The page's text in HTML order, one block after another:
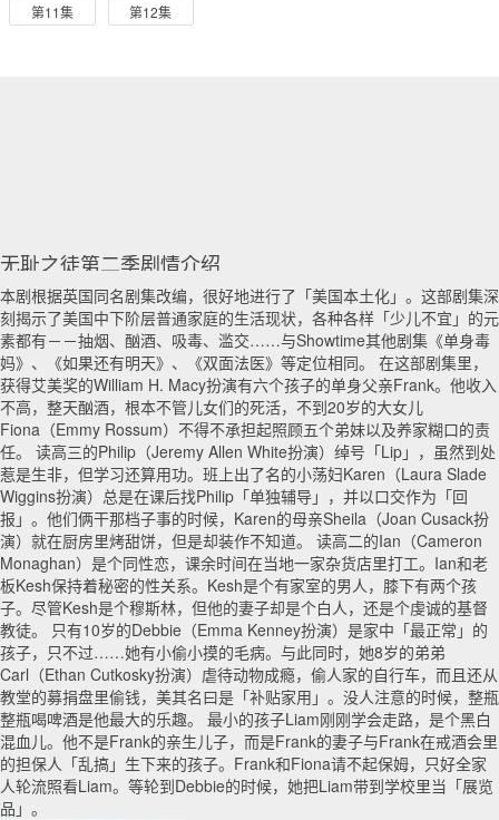
第11集 第12集
无耻之徒第二季剧情介绍
本剧根据英国同名剧集改编，很好地进行了「美国本土化」。这部剧集深
刻揭示了美国中下阶层普通家庭的生活现状，各种各样「少儿不宜」的元
素都有－－抽烟、酗酒、吸毒、滥交……与Showtime其他剧集《单身毒
妈》、《如果还有明天》、《双面法医》等定位相同。 在这部剧集里，
获得艾美奖的William H. Macy扮演有六个孩子的单身父亲Frank。他收入
不高，整天酗酒，根本不管儿女们的死活，不到20岁的大女儿
Fiona（Emmy Rossum）不得不承担起照顾五个弟妹以及养家糊口的责
任。 读高三的Philip（Jeremy Allen White扮演）绰号「Lip」，虽然到处
惹是生非，但学习还算用功。班上出了名的小荡妇Karen（Laura Slade
Wiggins扮演）总是在课后找Philip「单独辅导」，并以口交作为「回
报」。他们俩干那档子事的时候，Karen的母亲Sheila（Joan Cusack扮
演）就在厨房里烤甜饼，但是却装作不知道。 读高二的Ian（Cameron
Monaghan）是个同性恋，课余时间在当地一家杂货店里打工。Ian和老
板Kesh保持着秘密的性关系。Kesh是个有家室的男人，膝下有两个孩
子。尽管Kesh是个穆斯林，但他的妻子却是个白人，还是个虔诚的基督
教徒。 只有10岁的Debbie（Emma Kenney扮演）是家中「最正常」的
孩子，只不过……她有小偷小摸的毛病。与此同时，她8岁的弟弟
Carl（Ethan Cutkosky扮演）虐待动物成瘾，偷人家的自行车，而且还从
教堂的募捐盘里偷钱，美其名曰是「补贴家用」。没人注意的时候，整瓶
整瓶喝啤酒是他最大的乐趣。 最小的孩子Liam刚刚学会走路，是个黑白
混血儿。他不是Frank的亲生儿子，而是Frank的妻子与Frank在戒酒会里
的担保人「乱搞」生下来的孩子。Frank和Fiona请不起保姆，只好全家
人轮流照看Liam。等轮到Debbie的时候，她把Liam带到学校里当「展览
品」。